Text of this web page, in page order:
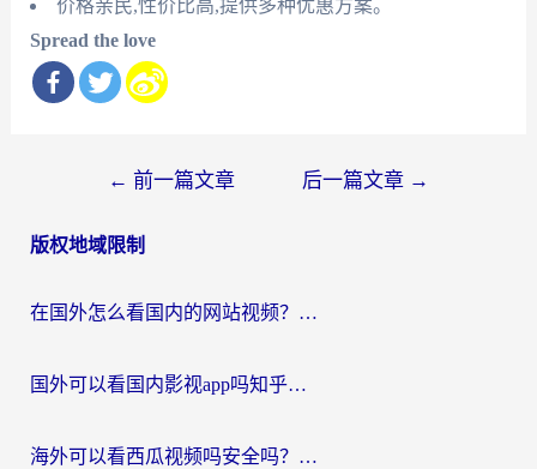
价格亲民,性价比高,提供多种优惠方案。
Spread the love
导
← 前一篇文章 后一篇文章 →
版权地域限制
在国外怎么看国内的网站视频？别再踩坑！选对加速器秒回国内冲浪
国外可以看国内影视app吗知乎？留学生亲测有效的回国加速方案
海外可以看西瓜视频吗安全吗？留学生亲测：3步解决回国追剧难题，附靠谱加速器推荐